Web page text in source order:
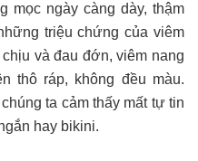
mọc ngày càng dày, thậm
triệu chứng của viêm
và đau đớn, viêm nang
thô ráp, không đều màu.
ta cảm thấy mất tự tin
hay bikini.